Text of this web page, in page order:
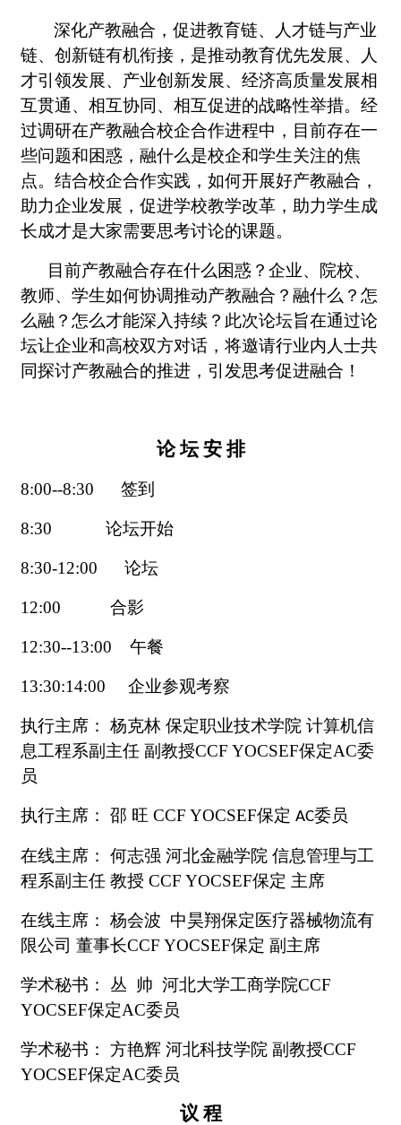
深化产教融合，促进教育链、人才链与产业
链、创新链有机衔接，是推动教育优先发展、人
才引领发展、产业创新发展、经济高质量发展相
互贯通、相互协同、相互促进的战略性举措。经
过调研在产教融合校企合作进程中，目前存在一
些问题和困惑，融什么是校企和学生关注的焦
点。结合校企合作实践，如何开展好产教融合，
助力企业发展，促进学校教学改革，助力学生成
长成才是大家需要思考讨论的课题。
目前产教融合存在什么困惑？企业、院校、
教师、学生如何协调推动产教融合？融什么？怎
么融？怎么才能深入持续？此次论坛旨在通过论
坛让企业和高校双方对话，将邀请行业内人士共
同探讨产教融合的推进，引发思考促进融合！
论 坛 安 排
8:00--8:30 签到
8:30 论坛开始
8:30-1 2:00 论坛
1 2:00 合影
12:30--13:00 午餐
13:30:14:00 企业参观考察
执行主席： 杨克林 保定职业技术学院 计算机信
息工程系副主任 副教授CCF YOCSEF保定AC委
员
执行主席： 邵 旺 CCF YOCSEF保定 AC委员
在线主席： 何志强 河北金融学院 信息管理与工
程系副主任 教授 CCF YOCSEF保定 主席
在线主席： 杨会波 中昊翔保定医疗器械物流有
限公司 董事长CCF YOCSEF保定 副主席
学术秘书： 丛 帅 河北大学工商学院CCF
YOCSEF保定AC委员
学术秘书： 方艳辉 河北科技学院 副教授CCF
YOCSEF保定AC委员
议 程